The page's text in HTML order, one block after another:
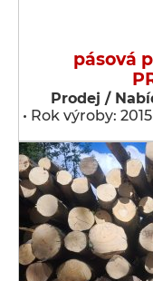
pásová
Prodej /
• Rok výroby: